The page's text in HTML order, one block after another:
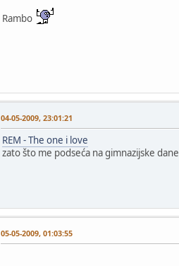
Rambo
04-05-2009, 23:01:21
REM - The one i love
zato što me podseća na gimnazijske dane
05-05-2009, 01:03:55